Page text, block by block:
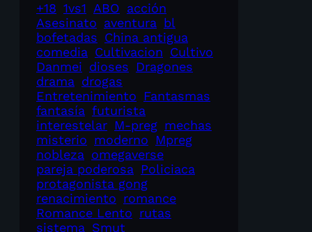
+18 1vs1 ABO acción
Asesinato aventura bl
bofetadas China antigua
comedia Cultivacion Cultivo
Danmei dioses
Dragones
drama drogas
Entretenimiento
Fantasmas
fantasía futurista
interestelar M-preg mechas
misterio moderno
Mpreg
nobleza omegaverse
pareja poderosa Policiaca
protagonista gong
renacimiento romance
Romance Lento rutas
sistema Smut